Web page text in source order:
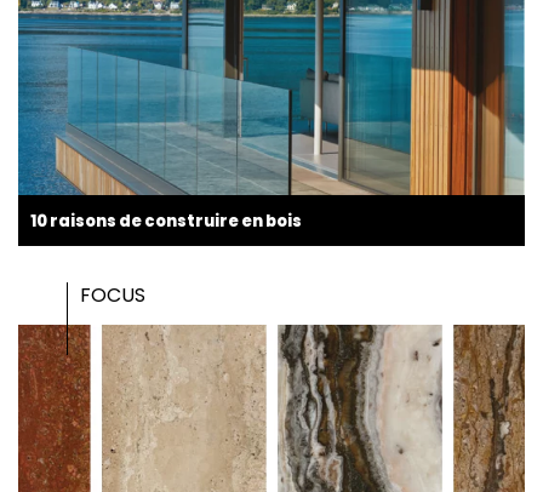
10 raisons de construire en bois
FOCUS